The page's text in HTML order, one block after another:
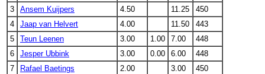
3
Ansem Kuijpers 4.50 11.25
450
4
Jaap van Helvert 4.00 11.50
443
5
Teun Leenen 3.00 1.00 7.00
448
6
Jesper Ubbink 3.00 0.00 6.00
448
7
Rafael Baetings 2.00 3.00
450